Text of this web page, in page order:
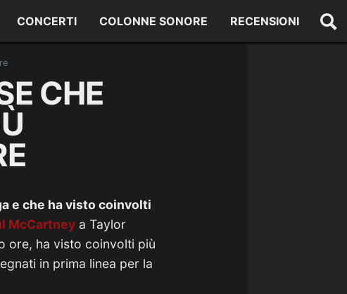
CONCERTI COLONNE SONORE RECENSIONI
CHE
e che ha visto coinvolti
McCartney a Taylor
ore, ha visto coinvolti più
in prima linea per la